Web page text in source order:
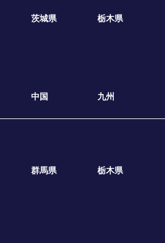
茨城県 栃木県
中国 九州
群馬県 栃木県